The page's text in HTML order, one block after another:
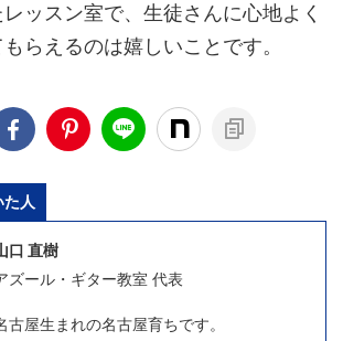
ッスン室で、生徒さんに心地よく
らえるのは嬉しいことです。
人
口 直樹
ズール・ギター教室 代表
古屋生まれの名古屋育ちです。